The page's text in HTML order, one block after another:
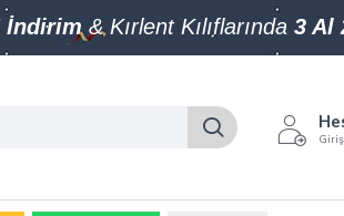
İndirim& Kırlent Kılıflarında 3 Al